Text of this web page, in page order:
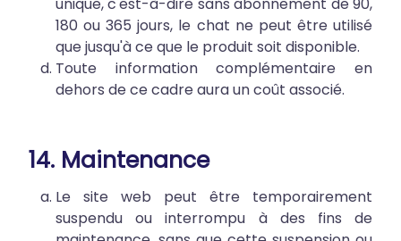
180 ou 365 jours, le chat ne peut être utilisé
que jusqu'à ce que le produit soit disponible.
Toute information complémentaire en
dehors de ce cadre aura un coût associé.
14. Maintenance
Le site web peut être temporairement
suspendu ou interrompu à des fins de